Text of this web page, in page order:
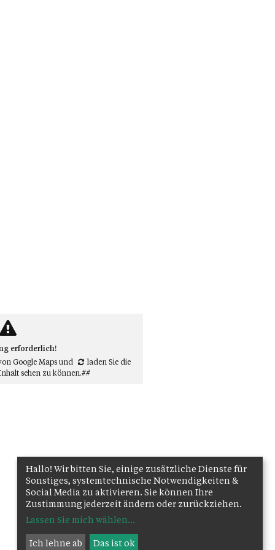
erforderlich!
Google Mapsund
laden Sie die
sehen zu können.##
Hallo! Wir bitten Sie, einige zusätzliche Dienste für
Sonstiges, systemtechnische Notwendigkeiten &
Social Media zu aktivieren. Sie können Ihre
Zustimmung jederzeit ändern oder zurückziehen.
Lassen Sie mich wählen...
Ich lehne ab Das ist ok